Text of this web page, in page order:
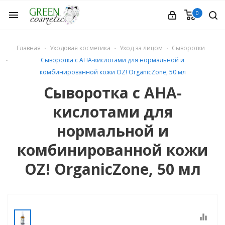
menu 0
Главная Уходовая косметика Уход за лицом
Сыворотки
Сыворотка с АНА-кислотами для нормальной и
комбинированной кожи OZ! OrganicZone, 50 мл
Сыворотка с АНА-
кислотами для
нормальной и
комбинированной кожи
OZ! OrganicZone, 50 мл
equalizer